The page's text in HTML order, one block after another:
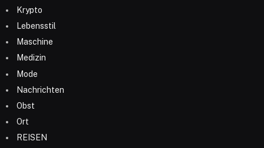
Krypto
Lebensstil
Maschine
Medizin
Mode
Nachrichten
Obst
Ort
REISEN